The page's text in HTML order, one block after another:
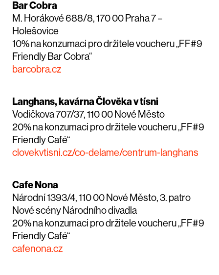
Bar Cobra
M. Horákové 688/8, 170 00 Praha 7 –
Holešovice
10% na konzumaci pro držitele voucheru „FF#9
Friendly Bar Cobra“
barcobra.cz
Langhans, kavárna Člověka v tísni
Vodičkova 707/37, 110 00 Nové Město
20% na konzumaci pro držitele voucheru „FF#9
Friendly Café“
clovekvtisni.cz/co-delame/centrum-langhans
Cafe Nona
Národní 1393/4, 110 00 Nové Město, 3. patro
Nové scény Národního divadla
20% na konzumaci pro držitele voucheru „FF#9
Friendly Café“
cafenona.cz